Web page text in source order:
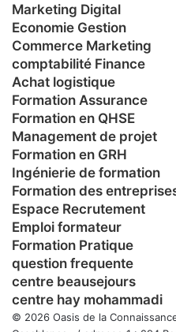
Marketing Digital
Economie Gestion
Commerce Marketing
comptabilité Finance
Achat logistique
Formation Assurance
Formation en QHSE
Management de projet
Formation en GRH
Ingénierie de formation
Formation des
Espace Recrutement
Emploi formateur
Formation Pratique
question frequente
centre beausejours
centre hay mohammadi
© 2026 Oasis de la